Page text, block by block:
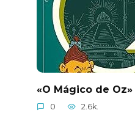
«O Mágico de Oz»
0 2.6k.